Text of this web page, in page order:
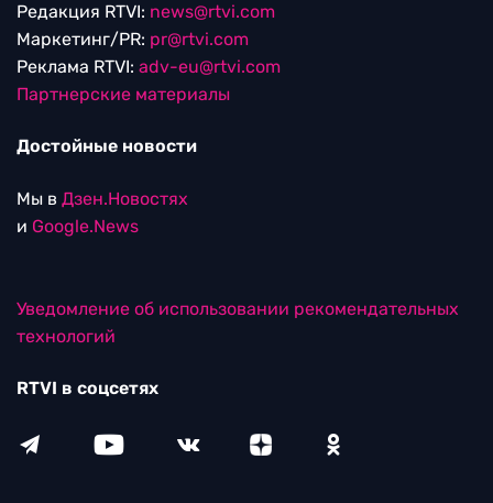
Редакция RTVI: news@rtvi.com
Маркетинг/PR: pr@rtvi.com
Реклама RTVI: adv-eu@rtvi.com
Партнерские материалы
Достойные новости
Мы в Дзен.Новостях
и Google.News
Уведомление об использовании рекомендательных
технологий
RTVI в соцсетях